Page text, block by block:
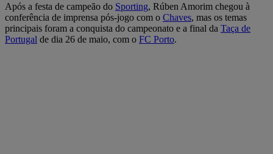
Após a festa de campeão do Sporting, Rúben Amorim chegou à
conferência de imprensa pós-jogo com o Chaves, mas os temas
principais foram a conquista do campeonato e a final da Taça de
Portugal de dia 26 de maio, com o FC Porto.